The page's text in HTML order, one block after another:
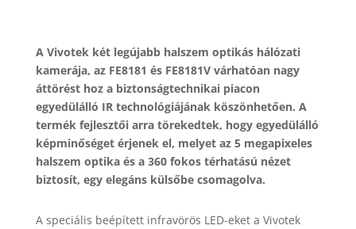
A Vivotek két legújabb halszem optikás hálózati
kamerája, az FE8181 és FE8181V várhatóan nagy
áttörést hoz a biztonságtechnikai piacon
egyedülálló IR technológiájának köszönhetően. A
termék fejlesztői arra törekedtek, hogy egyedülálló
képminőséget érjenek el, melyet az 5 megapixeles
halszem optika és a 360 fokos térhatású nézet
biztosít, egy elegáns külsőbe csomagolva.
A speciális beépített infravörös LED-eket a Vivotek